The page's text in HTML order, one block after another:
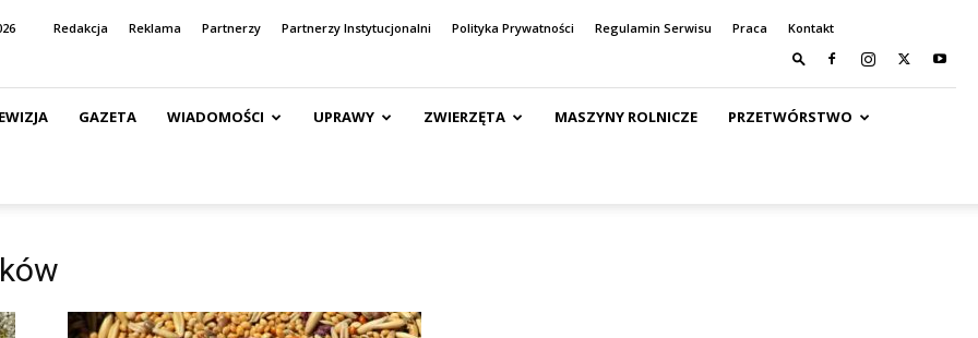
Redakcja Reklama Partnerzy Partnerzy Instytucjonalni Polityka Prywatności Regulamin Serwisu Praca Kontakt
GAZETA WIADOMOŚCI UPRAWY ZWIERZĘTA MASZYNY ROLNICZE PRZETWÓRSTWO